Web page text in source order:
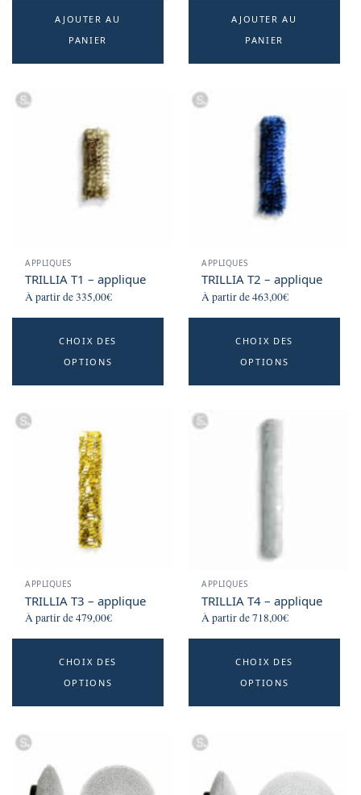
AJOUTER AU
PANIER
AJOUTER AU
PANIER
APPLIQUES
TRILLIA T1 – applique
À partir de335,00€
CHOIX DES
OPTIONS
multiple
The
page
APPLIQUES
TRILLIA T2 – applique
À partir de463,00€
CHOIX DES
OPTIONS
APPLIQUES
TRILLIA T3 – applique
À partir de479,00€
CHOIX DES
OPTIONS
multiple
The
options
APPLIQUES
TRILLIA T4 – applique
À partir de718,00€
CHOIX DES
OPTIONS